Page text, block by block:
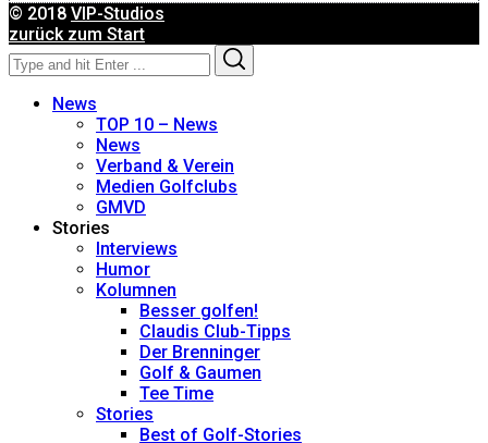
© 2018 VIP-Studios
zurück zum Start
Search
for:
News
TOP 10 – News
News
Verband & Verein
Medien Golfclubs
GMVD
Stories
Interviews
Humor
Kolumnen
Besser golfen!
Claudis Club-Tipps
Der Brenninger
Golf & Gaumen
Tee Time
Stories
Best of Golf-Stories